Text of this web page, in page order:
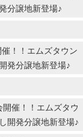
分譲地新登場♪
！！エムズタウン
発分譲地新登場♪
催！！エムズタウ
開発分譲地新登場♪